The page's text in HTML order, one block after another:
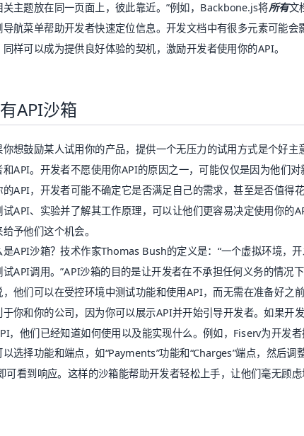
关主题放在同一页面上，彼此靠近。”例如，Backbone.js将所有文
导航菜单帮助开发者快速定位信息。 开发文档中有很多元素可能会
同样可以成为提供良好体验的契机，激励开发者使用你的API。
API沙箱
你想鼓励某人试用你的产品，提供一个无压力的试用方式是个好主
和API。开发者不愿使用你API的原因之一，可能仅仅是因为他们
的API，开发者可能不确定它是否满足自己的需求，甚至是否值得
试API、实验并了解其工作原理，可以让他们更容易决定使用你的
予他们这个机会。
是API沙箱？技术作家Thomas Bush的定义是：“一个虚拟环境，
试API调用。”API沙箱的目的是让开发者在不承担任何义务的情况
，他们可以在受控环境中测试功能和使用API，而无需在准备好之
于你和你的公司，因为你可以展示API并开始引导开发者。如果开
，他们已经知道如何使用以及能实现什么。例如，Fiserv为开发
以选择功能和端点，如“Payments”功能和“Charges”端点，然后调
可看到响应。这样的沙箱能帮助开发者轻松上手，让他们毫无顾